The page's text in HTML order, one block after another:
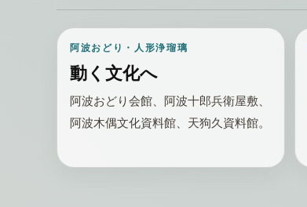
阿波おどり・人形浄瑠璃
動く文化へ
阿波おどり会館、阿波十郎兵衛屋敷、
阿波木偶文化資料館、天狗久資料館。